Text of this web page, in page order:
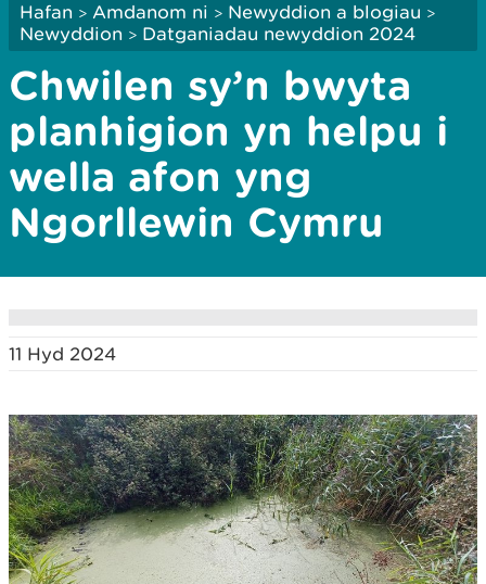
Hafan > Amdanom ni > Newyddion a blogiau >
Newyddion > Datganiadau newyddion 2024
Chwilen sy’n bwyta
planhigion yn helpu i
wella afon yng
Ngorllewin Cymru
11 Hyd 2024